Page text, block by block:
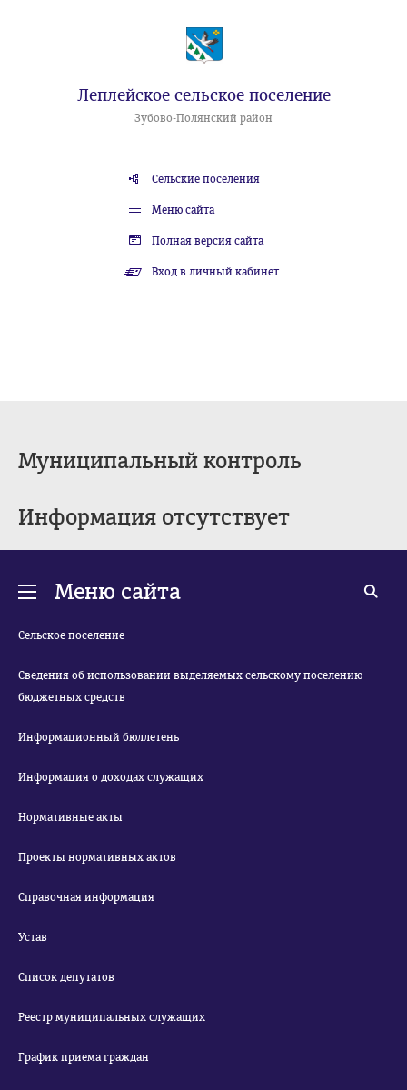
Леплейское сельское поселение
Зубово-Полянский район
Сельские поселения
Меню сайта
Полная версия сайта
Вход в личный кабинет
Муниципальный контроль
Информация отсутствует
Меню сайта
Сельское поселение
Сведения об использовании выделяемых сельскому поселению
бюджетных средств
Информационный бюллетень
Информация о доходах служащих
Нормативные акты
Проекты нормативных актов
Справочная информация
Устав
Список депутатов
Реестр муниципальных служащих
График приема граждан